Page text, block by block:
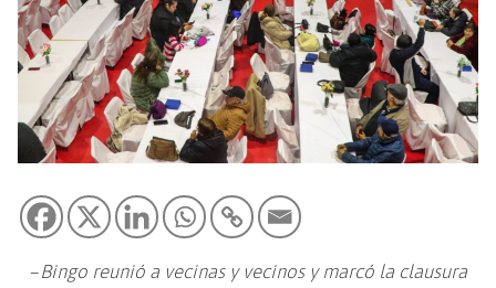
–Bingo reunió a vecinas y vecinos y marcó la clausura